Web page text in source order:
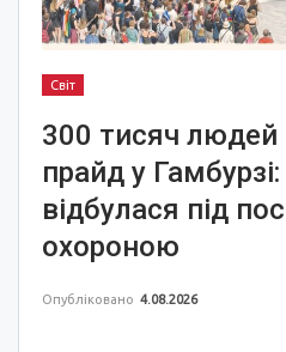
Світ
300 тисяч
прайд у
відбулася під
охороною
Опубліковано 4.08.2026